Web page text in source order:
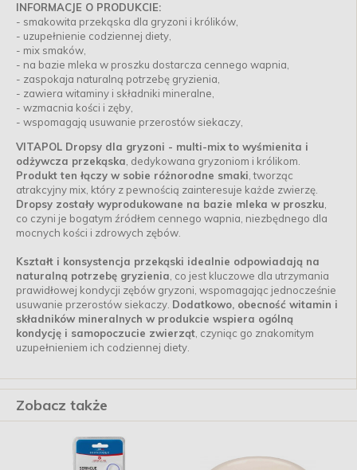
INFORMACJE O PRODUKCIE:
- smakowita przekąska dla gryzoni i królików,
- uzupełnienie codziennej diety,
- mix smaków,
- na bazie mleka w proszku dostarcza cennego wapnia,
- zaspokaja naturalną potrzebę gryzienia,
- zawiera witaminy i składniki mineralne,
- wzmacnia kości i zęby,
- wspomagają usuwanie przerostów siekaczy,
VITAPOL Dropsy dla gryzoni - multi-mix to wyśmienita i
odżywcza przekąska , dedykowana gryzoniom i królikom.
Produkt ten łączy w sobie różnorodne smaki , tworząc
atrakcyjny mix, który z pewnością zainteresuje każde zwierzę.
Dropsy zostały wyprodukowane na bazie mleka w proszku
co czyni je bogatym źródłem cennego wapnia, niezbędnego dla
mocnych kości i zdrowych zębów.
Kształt i konsystencja przekąski idealnie odpowiadają na
naturalną potrzebę gryzienia , co jest kluczowe dla utrzymania
prawidłowej kondycji zębów gryzoni, wspomagając jednocześnie
usuwanie przerostów siekaczy. Dodatkowo, obecność witamin i
składników mineralnych w produkcie wspiera ogólną
kondycję i samopoczucie zwierząt , czyniąc go znakomitym
uzupełnieniem ich codziennej diety.
Zobacz także